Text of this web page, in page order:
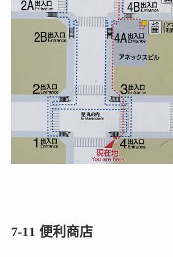
7-11 便利商店